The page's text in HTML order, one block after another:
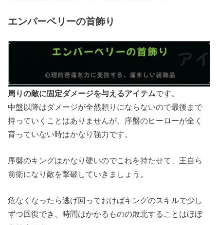
エンバーベリーの首飾り
周りの敵に固定ダメージを与えるアイテムです。
中盤以降はダメージが全然頼りにならないので最後まで
持っていくことはありませんが、序盤のヒーローが全く
育っていない時はかなり強力です。
序盤のキングはかなり硬いのでこれを持たせて、王自ら
前衛になり敵を撃破していきましょう。
危なくなったら逃げ回っておけばキングのスキルで少し
ずつ回復でき、時間はかかるものの敗北することはほぼ